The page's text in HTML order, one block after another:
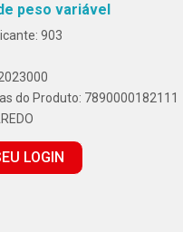
peso variável
903
do Produto: 7890000182111
LOGIN